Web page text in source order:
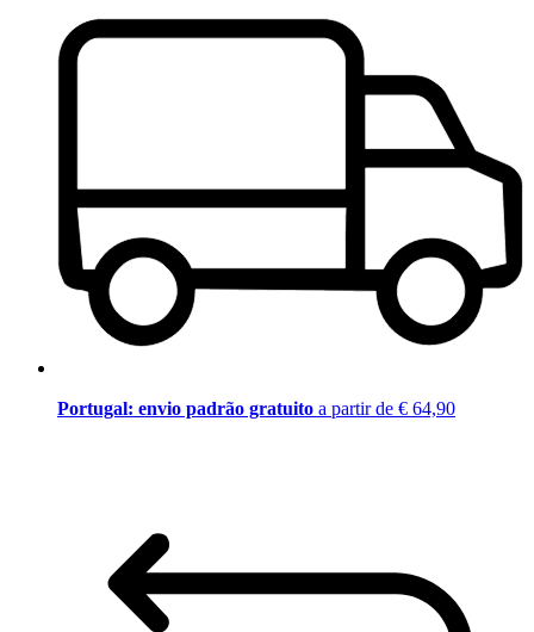
Portugal: envio padrão gratuito a partir de € 64,90